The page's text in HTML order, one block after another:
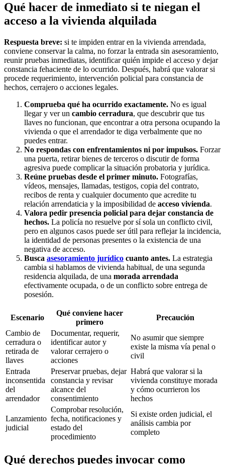
Qué hacer de inmediato si te niegan el
acceso a la vivienda alquilada
Respuesta breve: si te impiden entrar en la vivienda arrendada,
conviene conservar la calma, no forzar la entrada sin asesoramiento,
reunir pruebas inmediatas, identificar quién impide el acceso y dejar
constancia fehaciente de lo ocurrido. Después, habrá que valorar si
procede requerimiento, intervención policial para constancia de
hechos, cerrajero o acciones legales.
Comprueba qué ha ocurrido exactamente. No es igual
llegar y ver un cambio cerradura, que descubrir que tus
llaves no funcionan, que encontrar a otra persona ocupando la
vivienda o que el arrendador te diga verbalmente que no
puedes entrar.
No respondas con enfrentamientos ni por impulsos. Forzar
una puerta, retirar bienes de terceros o discutir de forma
agresiva puede complicar la situación probatoria y jurídica.
Reúne pruebas desde el primer minuto. Fotografías,
vídeos, mensajes, llamadas, testigos, copia del contrato,
recibos de renta y cualquier documento que acredite tu
relación arrendaticia y la imposibilidad de acceso vivienda.
Valora pedir presencia policial para dejar constancia de
hechos. La policía no resuelve por sí sola un conflicto civil,
pero en algunos casos puede ser útil para reflejar la incidencia,
la identidad de personas presentes o la existencia de una
negativa de acceso.
Busca asesoramiento jurídico cuanto antes. La estrategia
cambia si hablamos de vivienda habitual, de una segunda
residencia alquilada, de una morada arrendada
efectivamente ocupada, o de un conflicto sobre entrega de
posesión.
Escenario
Qué conviene hacer
primero
Precaución
Cambio de
cerradura o
retirada de
llaves
Documentar, requerir,
identificar autor y
valorar cerrajero o
acciones
No asumir que siempre
existe la misma vía penal o
civil
Entrada
inconsentida
del
arrendador
Preservar pruebas, dejar
constancia y revisar
alcance del
consentimiento
Habrá que valorar si la
vivienda constituye morada
y cómo ocurrieron los
hechos
Lanzamiento
judicial
Comprobar resolución,
fecha, notificaciones y
estado del
procedimiento
Si existe orden judicial, el
análisis cambia por
completo
Qué derechos puedes invocar como